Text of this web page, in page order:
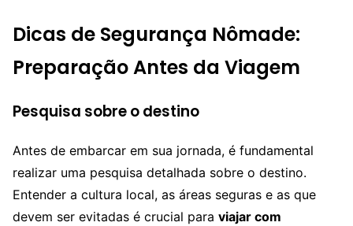
Dicas de Segurança Nômade:
Preparação Antes da Viagem
Pesquisa sobre o destino
Antes de embarcar em sua jornada, é fundamental
realizar uma pesquisa detalhada sobre o destino.
Entender a cultura local, as áreas seguras e as que
devem ser evitadas é crucial para viajar com